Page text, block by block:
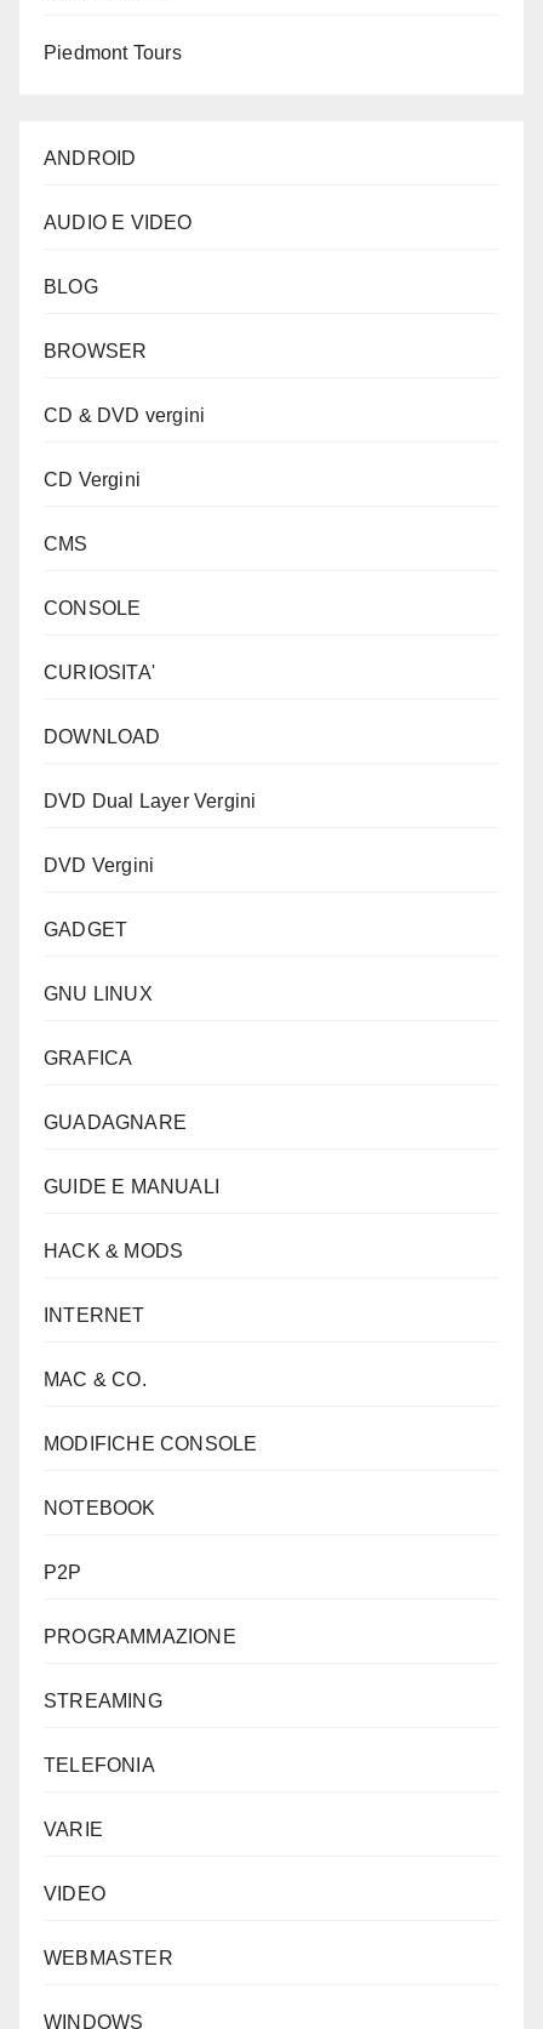
Piedmont Tours
ANDROID
AUDIO E VIDEO
BLOG
BROWSER
CD & DVD vergini
CD Vergini
CMS
CONSOLE
CURIOSITA'
DOWNLOAD
DVD Dual Layer Vergini
DVD Vergini
GADGET
GNU LINUX
GRAFICA
GUADAGNARE
GUIDE E MANUALI
HACK & MODS
INTERNET
MAC & CO.
MODIFICHE CONSOLE
NOTEBOOK
P2P
PROGRAMMAZIONE
STREAMING
TELEFONIA
VARIE
VIDEO
WEBMASTER
WINDOWS